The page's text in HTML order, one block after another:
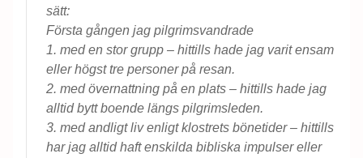
sätt:
Första gången jag pilgrimsvandrade
1. med en stor grupp – hittills hade jag varit ensam
eller högst tre personer på resan.
2. ⁠med övernattning på en plats – hittills hade jag
alltid bytt boende längs pilgrimsleden.
3. med andligt liv enligt klostrets bönetider – hittills
har jag alltid haft enskilda bibliska impulser eller